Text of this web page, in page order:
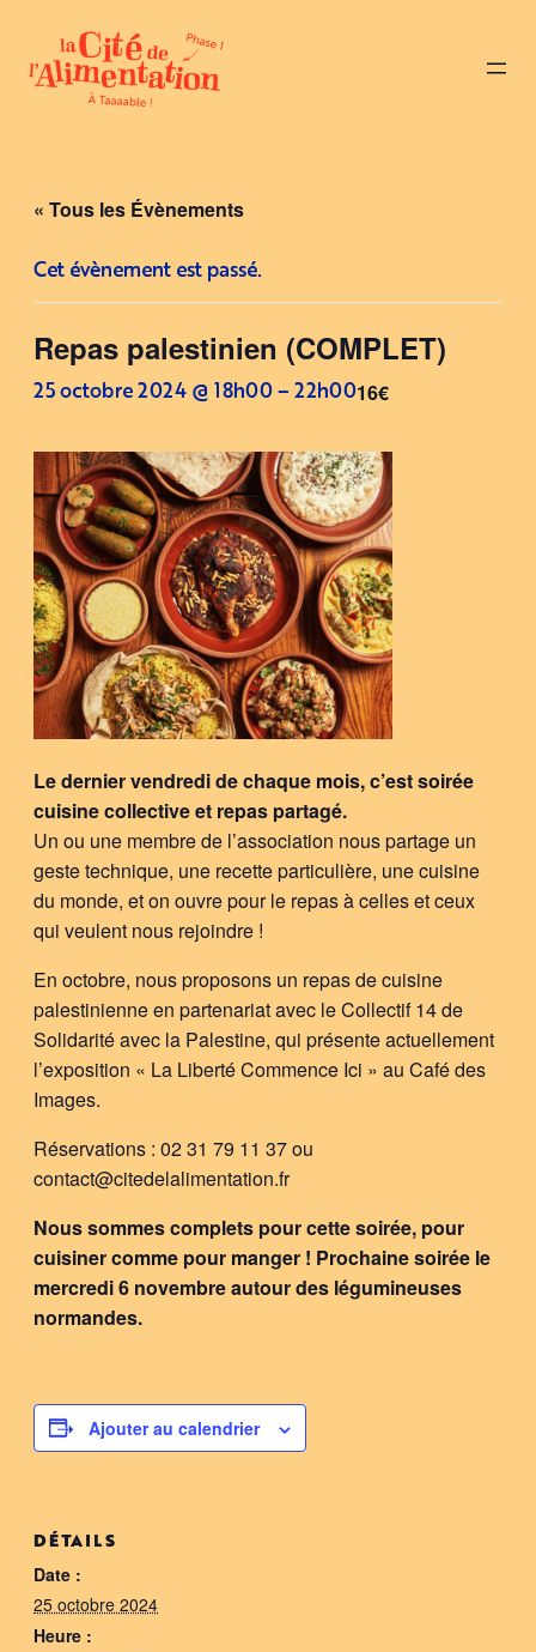
« Tous les Évènements
Cet évènement est passé.
Repas palestinien (COMPLET)
25 octobre 2024 @ 18h00 – 22h0016€
Le dernier vendredi de chaque mois, c’est soirée
cuisine collective et repas partagé.
Un ou une membre de l’association nous partage un
geste technique, une recette particulière, une cuisine
du monde, et on ouvre pour le repas à celles et ceux
qui veulent nous rejoindre !
En octobre, nous proposons un repas de cuisine
palestinienne en partenariat avec le Collectif 14 de
Solidarité avec la Palestine, qui présente actuellement
l’exposition « La Liberté Commence Ici » au Café des
Images.
Réservations : 02 31 79 11 37 ou
contact@citedelalimentation.fr
Nous sommes complets pour cette soirée, pour
cuisiner comme pour manger ! Prochaine soirée le
mercredi 6 novembre autour des légumineuses
normandes.
Ajouter au calendrier
DÉTAILS
Date :
25 octobre 2024
Heure :